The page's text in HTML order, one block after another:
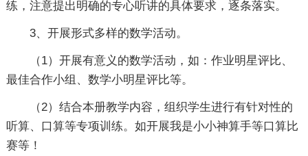
练，注意提出明确的专心听讲的具体要求，逐条落实。
3、开展形式多样的数学活动。
（1）开展有意义的数学活动，如：作业明星评比、
最佳合作小组、数学小明星评比等。
（2）结合本册教学内容，组织学生进行有针对性的
听算、口算等专项训练。如开展我是小小神算手等口算比
赛等！